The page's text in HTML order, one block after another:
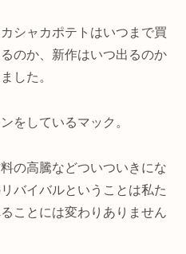
シャカポテトはいつまで買
のか、新作はいつ出るのか
した。
をしているマック。
の高騰などついついきにな
バイバルということは私た
ことには変わりありません